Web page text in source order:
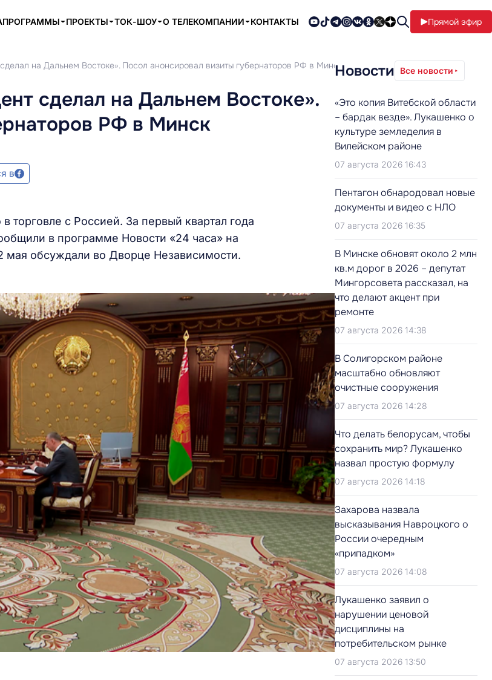
ПРОГРАММЫ ПРОЕКТЫ ТОК-ШОУ О ТЕЛЕКОМПАНИИ КОНТАКТЫ Прямой эфир
на Дальнем Востоке». Посол анонсировал визиты губернаторов РФ в Минск
сделал на Дальнем Востоке».
РФ в Минск
в
торговле с Россией. За первый квартал года
в программе Новости «24 часа» на
мая обсуждали во Дворце Независимости.
Новости Все новости
«Это копия Витебской области
– бардак везде». Лукашенко о
культуре земледелия в
Вилейском районе
07 августа 2026 16:43
Пентагон обнародовал новые
документы и видео с НЛО
07 августа 2026 16:35
В Минске обновят около 2 млн
кв.м дорог в 2026 – депутат
Мингорсовета рассказал, на
что делают акцент при
ремонте
07 августа 2026 14:38
В Солигорском районе
масштабно обновляют
очистные сооружения
07 августа 2026 14:28
Что делать белорусам, чтобы
сохранить мир? Лукашенко
назвал простую формулу
07 августа 2026 14:18
Захарова назвала
высказывания Навроцкого о
России очередным
«припадком»
07 августа 2026 14:08
Лукашенко заявил о
нарушении ценовой
дисциплины на
потребительском рынке
07 августа 2026 13:50